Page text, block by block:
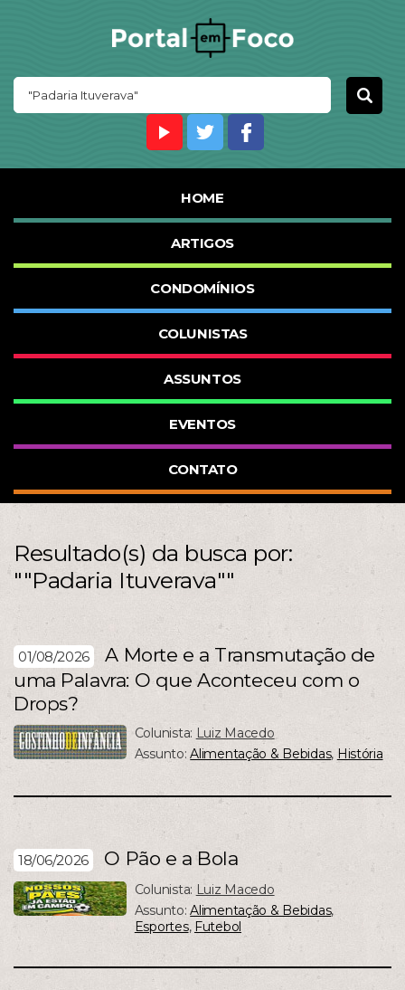
HOME
ARTIGOS
CONDOMÍNIOS
COLUNISTAS
ASSUNTOS
EVENTOS
CONTATO
Resultado(s) da busca por:
""Padaria Ituverava""
01/08/2026
A Morte e a Transmutação de
uma Palavra: O que Aconteceu com o
Drops?
Colunista: Luiz Macedo
Assunto:Alimentação & Bebidas, História
18/06/2026 O Pão e a Bola
Colunista: Luiz Macedo
Assunto:Alimentação & Bebidas,
Esportes, Futebol